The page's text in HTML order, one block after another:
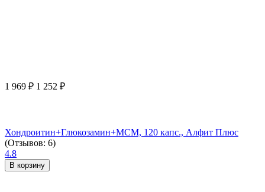
1 969 ₽ 1 252 ₽
Хондроитин+Глюкозамин+МСМ, 120 капс., Алфит Плюс
(Отзывов: 6)
4.8
В корзину